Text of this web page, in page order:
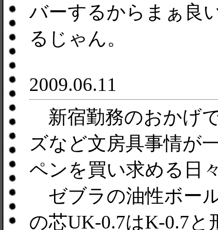
バーするからまぁ良
るじゃん。
2009.06.11
新宿勤務のおかげ
ズなど文房具事情が
ペンを買い求める日
ゼブラの油性ボー
の芯UK-0.7はK-0.7